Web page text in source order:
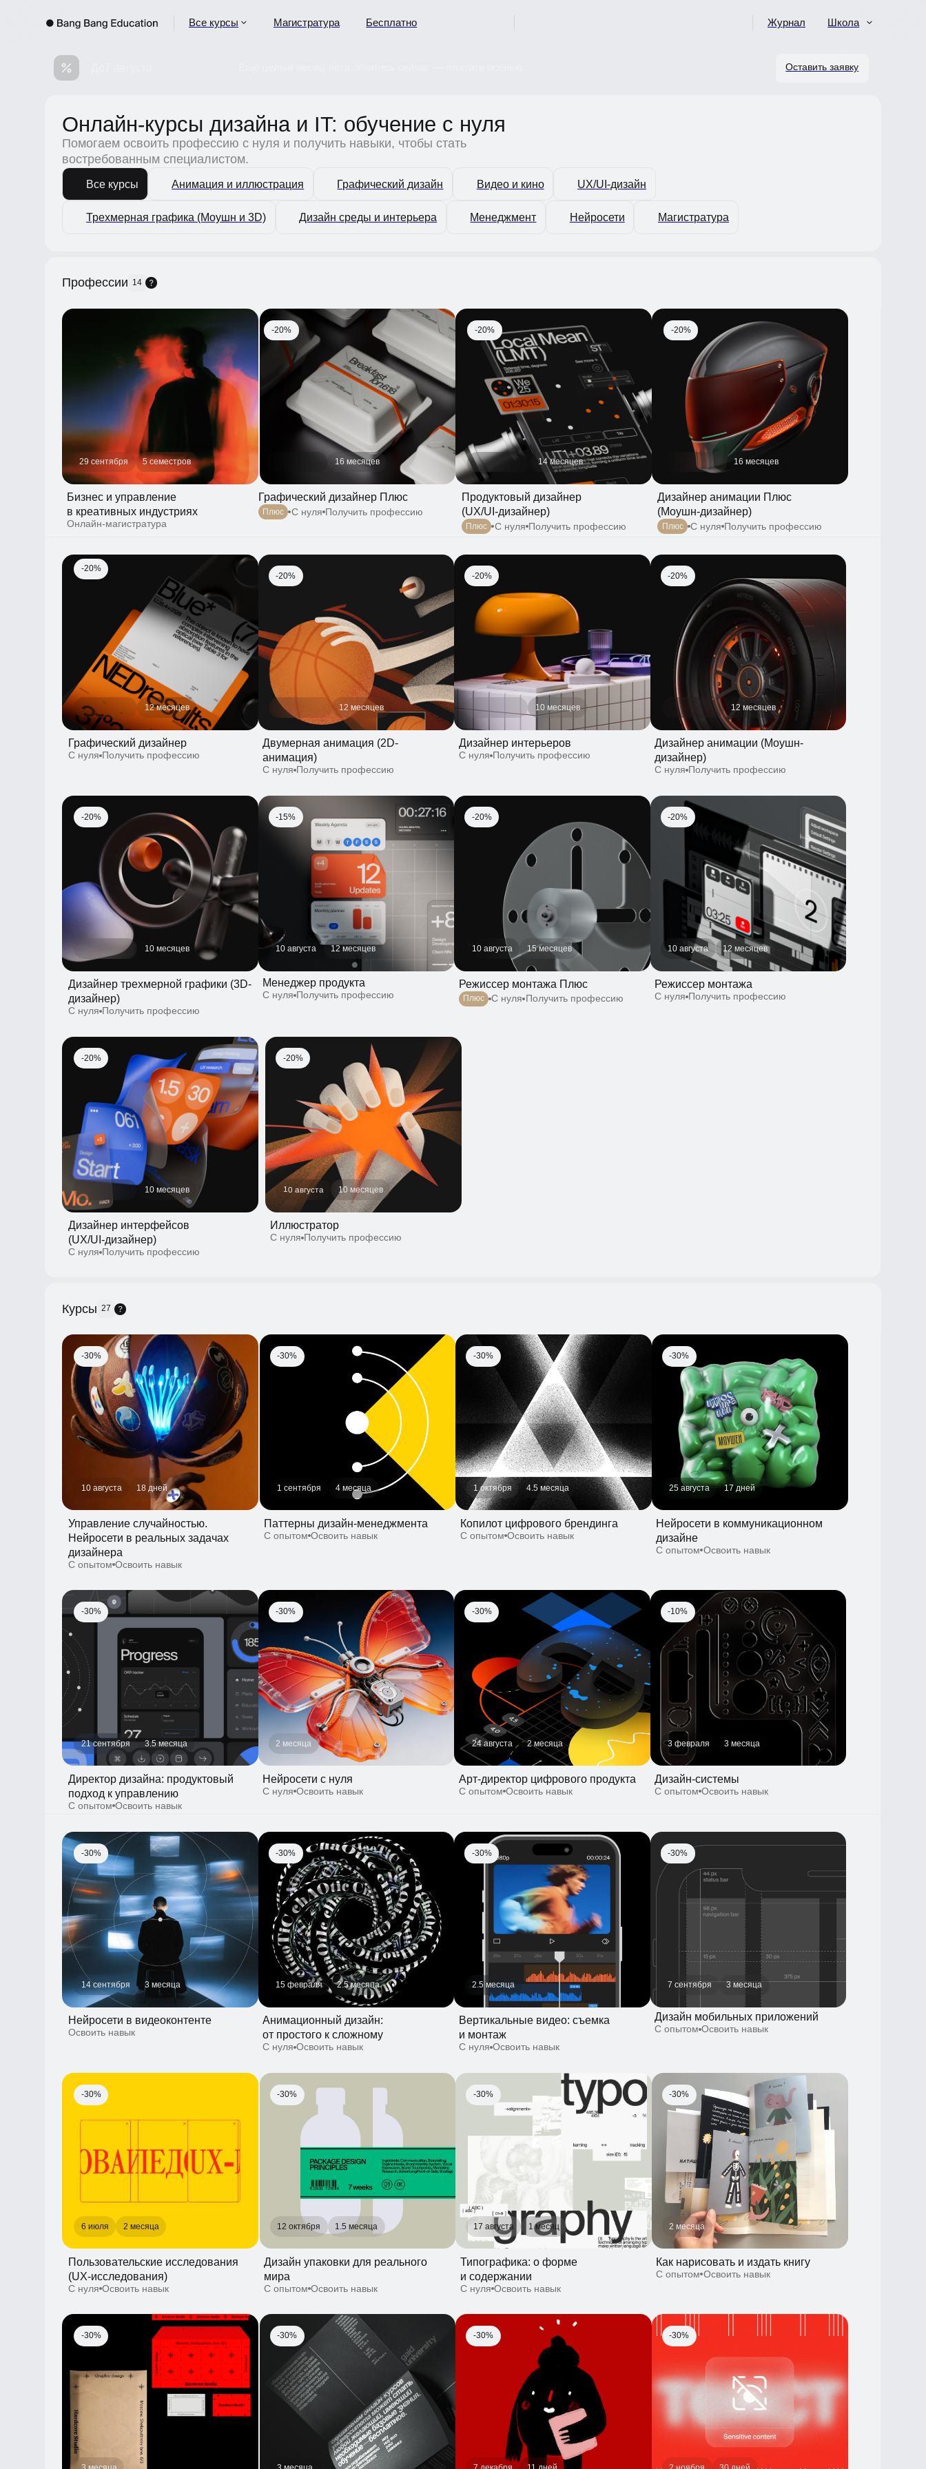
Школа
Бесплатно
Магистратура
Все курсы
Оставить заявку
Онлайн-курсы дизайна и IT: обучение с нуля
Помогаем освоить профессию с нуля и получить навыки, чтобы стать
востребованным специалистом.
5 семестров
Бизнес и управление
в креативных индустриях
Онлайн-магистратура
Графический дизайнер Плюс
С нуля Получить профессию
-20%
16 месяцев
Продуктовый дизайнер
(UX/UI-дизайнер)
Плюс С нуля Получить профессию
14 месяцев
-20%
Дизайнер анимации Плюс
(Моушн-дизайнер)
С нуля Получить профессию
-20%
16 месяцев
12 месяцев
Графический дизайнер
С нуля Получить профессию
12 месяцев
Двумерная анимация (2D-
анимация)
С нуля Получить профессию
10 месяцев
Дизайнер интерьеров
С нуля Получить профессию
12 месяцев
Дизайнер анимации (Моушн-
дизайнер)
С нуля Получить профессию
10 месяцев
Дизайнер трехмерной графики (3D-
дизайнер)
С нуля
Менеджер продукта
С нуля Получить профессию
12 месяцев 15 месяцев
Режиссер монтажа Плюс
Плюс С нуля Получить профессию
Режиссер монтажа
С нуля Получить профессию
12 месяцев
Иллюстратор
С нуля Получить профессию
10 августа 10 месяцев
Дизайнер интерфейсов
(UX/UI-дизайнер)
С нуля Получить профессию
-20%
10 месяцев
Курсы 27
Управление случайностью.
Нейросети в реальных задачах
С опытом Освоить навык
10 августа 18 дней
Паттерны дизайн-менеджмента
Освоить навык
4 месяца
Копилот цифрового брендинга
С опытом Освоить навык
1 октября 4.5 месяца
Нейросети в коммуникационном
дизайне
С опытом Освоить навык
17 дней
Директор дизайна: продуктовый
подход к управлению
С опытом Освоить навык
-30%
21 сентября 3.5 месяца
Нейросети с нуля
С нуля Освоить навык
-30%
2 месяца
Арт-директор цифрового продукта
С опытом Освоить навык
-30%
24 августа 2 месяца
Дизайн-системы
С опытом Освоить навык
3 февраля 3 месяца
Нейросети в видеоконтенте
Освоить навык
-30%
14 сентября 3 месяца
Анимационный дизайн:
от простого к сложному
С нуля Освоить навык
-30%
15 февраля 2.5 месяца
Вертикальные видео: съемка
и монтаж
Освоить навык
-30%
2.5 месяца
Дизайн мобильных приложений
Освоить навык
-30%
7 сентября
6 июля 2 месяца
Пользовательские исследования
(UX-исследования)
-30%
Освоить навык
1.5 месяца
Типографика: о форме
и содержании
Освоить навык
-30%
1 месяц
Как нарисовать и издать книгу
Освоить навык
-30%
2 месяца
Айдентика: от идеи к визуальному
С нуля Освоить навык
-30%
Типографика и верстка: внимание
к тексту
Освоить навык
-30%
Рисование: ежедневная практика
С нуля Освоить навык
Текст: от статей до интерфейса
Освоить навык
-30%
-30%